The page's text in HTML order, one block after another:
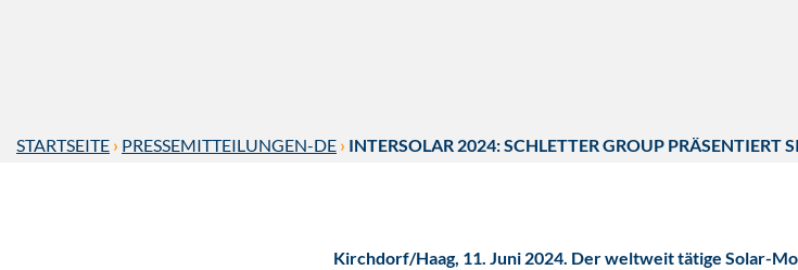
STARTSEITE › PRESSEMITTEILUNGEN-DE › INTERSOLAR 2024: SCHLETTER GROUP
Kirchdorf/Haag, 11. Juni 2024. Der weltweit tätige Solar-